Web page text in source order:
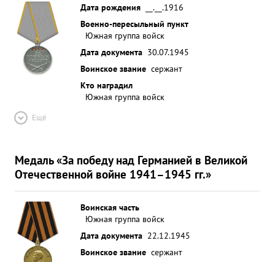
Дата рождения
__.__.1916
Военно-пересыльный пункт
Южная группа войск
Дата документа 30.07.1945
Воинское звание сержант
Кто наградил
Южная группа войск
Ещё
Медаль «За победу над Германией в Великой
Отечественной войне 1941–1945 гг.»
Воинская часть
Южная группа войск
Дата документа 22.12.1945
Воинское звание сержант